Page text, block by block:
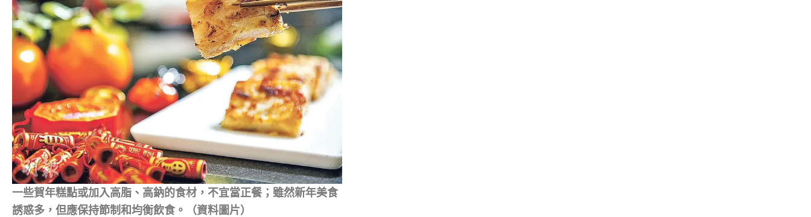
一些賀年糕點或加入高脂、高鈉的食材，不宜當正餐；雖然新年美食
誘惑多，但應保持節制和均衡飲食。（資料圖片）